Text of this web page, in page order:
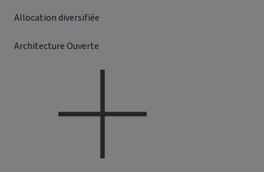
Allocation diversifiée
Architecture Ouverte